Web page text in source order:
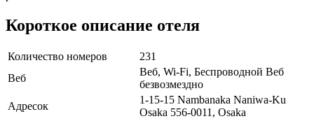
Короткое описание отеля
Количество номеров
231
Веб
Веб, Wi-Fi, Беспроводной Веб
безвозмездно
Адресок
1-15-15 Nambanaka Naniwa-Ku
Osaka 556-0011, Osaka